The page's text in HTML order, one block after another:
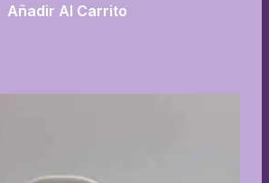
Añadir Al Carrito